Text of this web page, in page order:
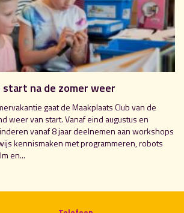
start na de zomer weer
gaat de Maakplaats Club van de
weer van start. Vanaf eind augustus en
vanaf 8 jaar deelnemen aan workshops
kennismaken met programmeren, robots
en...